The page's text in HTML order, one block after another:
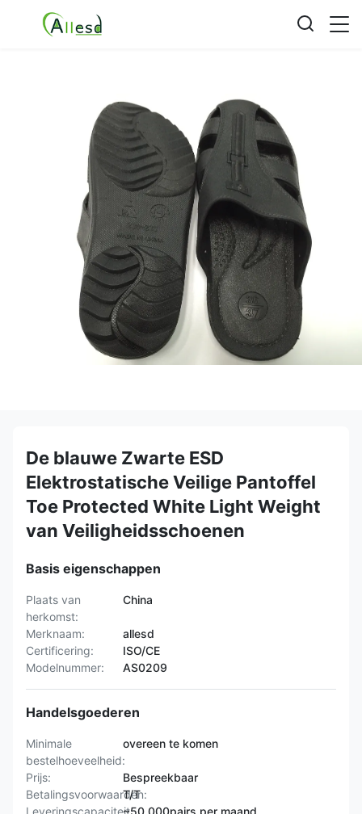
De blauwe Zwarte ESD
Elektrostatische Veilige Pantoffel
Toe Protected White Light Weight
van Veiligheidsschoenen
Basis eigenschappen
Plaats van
herkomst:
China
Merknaam:
allesd
Certificering:
ISO/CE
Modelnummer:
AS0209
Handelsgoederen
Minimale
bestelhoeveelheid:
overeen te komen
Prijs:
Bespreekbaar
Betalingsvoorwaarden:
T/T
Leveringscapaciteit:~50,000pairs per maand